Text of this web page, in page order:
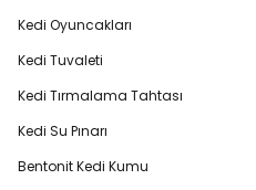
Kedi Oyuncakları
Kedi Tuvaleti
Kedi Tırmalama Tahtası
Kedi Su Pınarı
Bentonit Kedi Kumu